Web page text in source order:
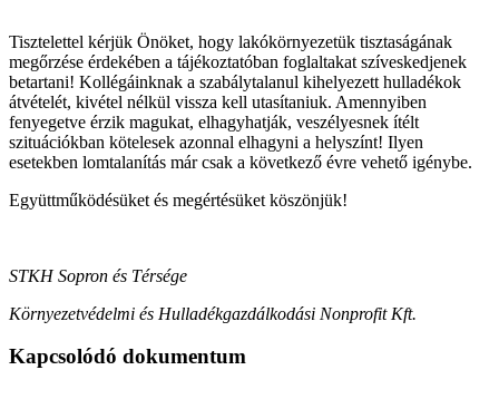
Tisztelettel kérjük Önöket, hogy lakókörnyezetük tisztaságának
megőrzése érdekében a tájékoztatóban foglaltakat szíveskedjenek
betartani! Kollégáinknak a szabálytalanul kihelyezett hulladékok
átvételét, kivétel nélkül vissza kell utasítaniuk. Amennyiben
fenyegetve érzik magukat, elhagyhatják, veszélyesnek ítélt
szituációkban kötelesek azonnal elhagyni a helyszínt! Ilyen
esetekben lomtalanítás már csak a következő évre vehető igénybe.
Együttműködésüket és megértésüket köszönjük!
STKH Sopron és Térsége
Környezetvédelmi és Hulladékgazdálkodási Nonprofit Kft.
Kapcsolódó dokumentum